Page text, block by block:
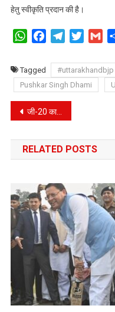
हेतु स्वीकृति प्रदान की है।
WhatsAppFacebookTelegramTwitter
Tagged #uttarakhandbjp
Pushkar Singh Dhami
Post
navigation
जी-20 का लोगो केवल एक प्रतीक चिन्ह नहीं बल्कि एक संदेश है – सीएम
RELATED POSTS